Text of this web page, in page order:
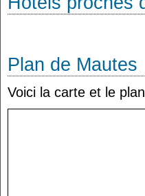
Plan de Mautes
Voici la carte et le